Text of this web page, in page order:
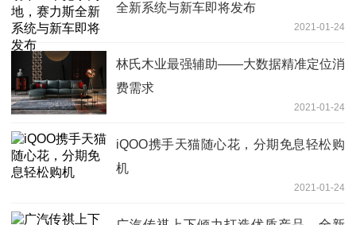
全新系统与新车即将发布
2021-01-24
林氏木业最强辅助——大数据精准定位消
费需求
2021-01-24
iQOO携手天猫随心花，分期免息轻松购
机
2021-01-24